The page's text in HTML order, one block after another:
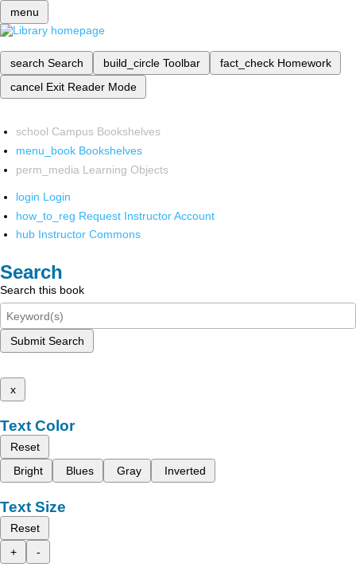
menu
search Search build_circle Toolbar fact_check Homework
cancel Exit Reader Mode
school Campus Bookshelves
menu_book Bookshelves
perm_media Learning Objects
login Login
how_to_reg Request Instructor Account
hub Instructor Commons
Search
Search this book
Submit Search
x
Text Color
Reset
Bright
Blues Gray Inverted
Text Size
Reset
+
-